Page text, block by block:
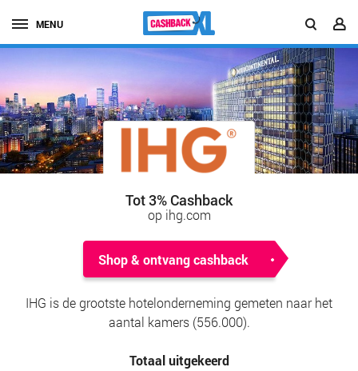
MENU
Tot 3% Cashback
op ihg.com
Shop & ontvang cashback
IHG is de grootste hotelonderneming gemeten naar het
aantal kamers (556.000).
Totaal uitgekeerd